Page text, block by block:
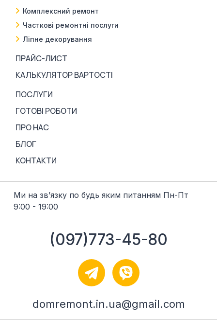
Комплексний ремонт
Часткові ремонтні послуги
Ліпне декорування
ПРАЙС-ЛИСТ
КАЛЬКУЛЯТОР ВАРТОСТІ
ПОСЛУГИ
ГОТОВІ РОБОТИ
ПРО НАС
БЛОГ
КОНТАКТИ
Ми на звʼязку по будь яким питанням Пн-Пт
9:00 - 19:00
(097)773-45-80
domremont.in.ua@gmail.com